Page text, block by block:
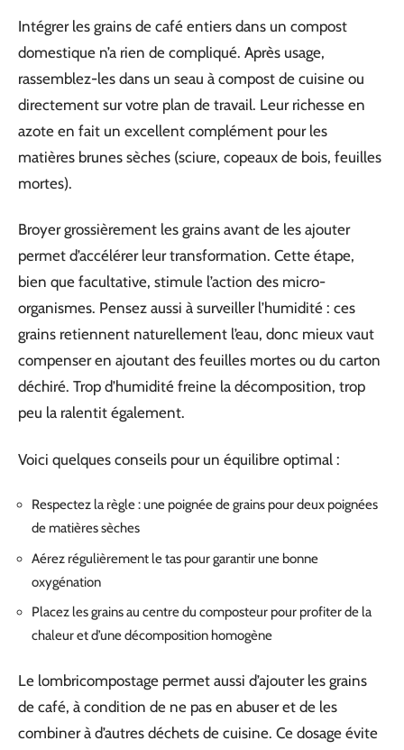
Intégrer les grains de café entiers dans un compost
domestique n’a rien de compliqué. Après usage,
rassemblez-les dans un seau à compost de cuisine ou
directement sur votre plan de travail. Leur richesse en
azote en fait un excellent complément pour les
matières brunes sèches (sciure, copeaux de bois, feuilles
mortes).
Broyer grossièrement les grains avant de les ajouter
permet d’accélérer leur transformation. Cette étape,
bien que facultative, stimule l’action des micro-
organismes. Pensez aussi à surveiller l’humidité : ces
grains retiennent naturellement l’eau, donc mieux vaut
compenser en ajoutant des feuilles mortes ou du carton
déchiré. Trop d’humidité freine la décomposition, trop
peu la ralentit également.
Voici quelques conseils pour un équilibre optimal :
Respectez la règle : une poignée de grains pour deux poignées
de matières sèches
Aérez régulièrement le tas pour garantir une bonne
oxygénation
Placez les grains au centre du composteur pour profiter de la
chaleur et d’une décomposition homogène
Le lombricompostage permet aussi d’ajouter les grains
de café, à condition de ne pas en abuser et de les
combiner à d’autres déchets de cuisine. Ce dosage évite